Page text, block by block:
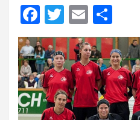
F
a
ce
b
o
o
T
wi
tt
er
E
m
ail
o
m
p
ar
tir